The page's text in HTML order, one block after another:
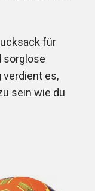
für
sorglose
verdient es,
sein wie du